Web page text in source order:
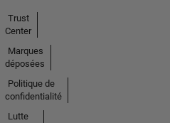
Trust
Center
Marques
déposées
Politique de
confidentialité
Lutte